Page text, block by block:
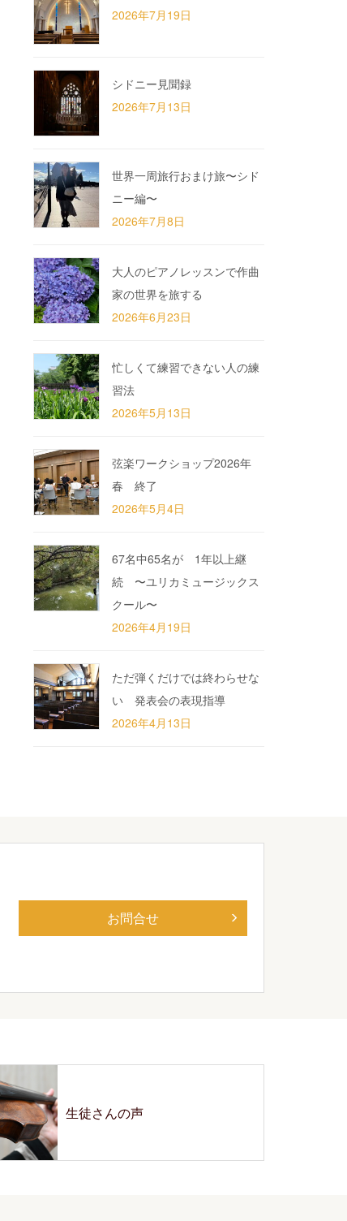
2026年7月19日
シドニー見聞録
2026年7月13日
世界一周旅行おまけ旅〜シド
ニー編〜
2026年7月8日
大人のピアノレッスンで作曲
家の世界を旅する
2026年6月23日
忙しくて練習できない人の練
習法
2026年5月13日
弦楽ワークショップ2026年
春 終了
2026年5月4日
67名中65名が 1年以上継
続 〜ユリカミュージックス
クール〜
2026年4月19日
ただ弾くだけでは終わらせな
い 発表会の表現指導
2026年4月13日
お問合せ
生徒さんの声